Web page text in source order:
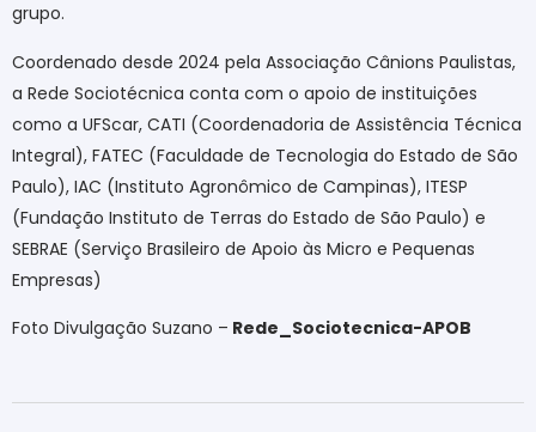
grupo.
Coordenado desde 2024 pela Associação Cânions Paulistas,
a Rede Sociotécnica conta com o apoio de instituições
como a UFScar, CATI (Coordenadoria de Assistência Técnica
Integral), FATEC (Faculdade de Tecnologia do Estado de São
Paulo), IAC (Instituto Agronômico de Campinas), ITESP
(Fundação Instituto de Terras do Estado de São Paulo) e
SEBRAE (Serviço Brasileiro de Apoio às Micro e Pequenas
Empresas)
Foto Divulgação Suzano – Rede_Sociotecnica-APOB